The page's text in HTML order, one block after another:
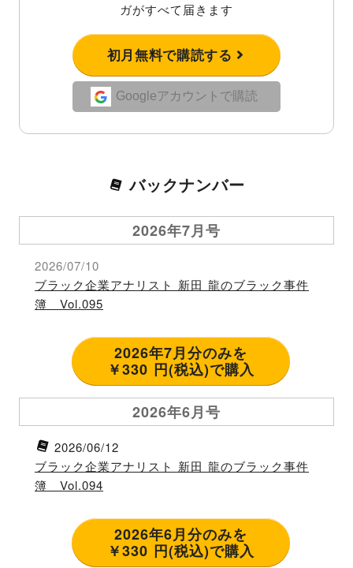
ガがすべて届きます
初月無料で購読する
Googleアカウントで購読
バックナンバー
2026年7月号
2026/07/10
ブラック企業アナリスト 新田 龍のブラック事件
簿 Vol.095
2026年7月分のみを
￥330 円(税込)で購入
2026年6月号
2026/06/12
ブラック企業アナリスト 新田 龍のブラック事件
簿 Vol.094
2026年6月分のみを
￥330 円(税込)で購入